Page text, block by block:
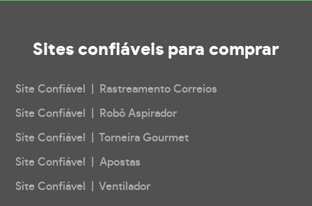
Sites confiáveis para comprar
Site Confiável | Rastreamento Correios
Site Confiável | Robô Aspirador
Site Confiável | Torneira Gourmet
Site Confiável | Apostas
Site Confiável | Ventilador